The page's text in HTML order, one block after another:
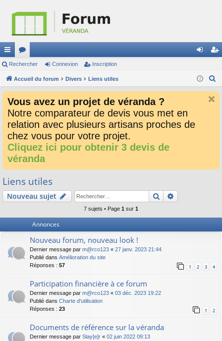
ac
co
ci
or
u
s
ne cri
Rechercher Connexion Inscription
Accueil du forum Divers Liens utiles
Vous avez un projet de véranda ?
Notre comparateur de devis vous met en
relation avec plusieurs artisans proches de
chez vous pour votre projet.
Cliquez ici pour obtenir 3 devis de
véranda
Liens utiles
Nouveau sujet Rechercher
7 sujets • Page 1 sur 1
Annonces
Nouveau forum, nouveau look !
Dernier message par m@rco123 « 27 janv. 2023 21:44
Publié dans Amélioration du site
Réponses : 57 1 2 3 4
Participation financière à ce forum
Dernier message par m@rco123 « 03 déc. 2023 19:22
Publié dans Charte d'utilisation
Réponses : 23 1 2
Documents de référence sur la véranda
Dernier message par Slay[e]r « 02 juin 2022 09:13